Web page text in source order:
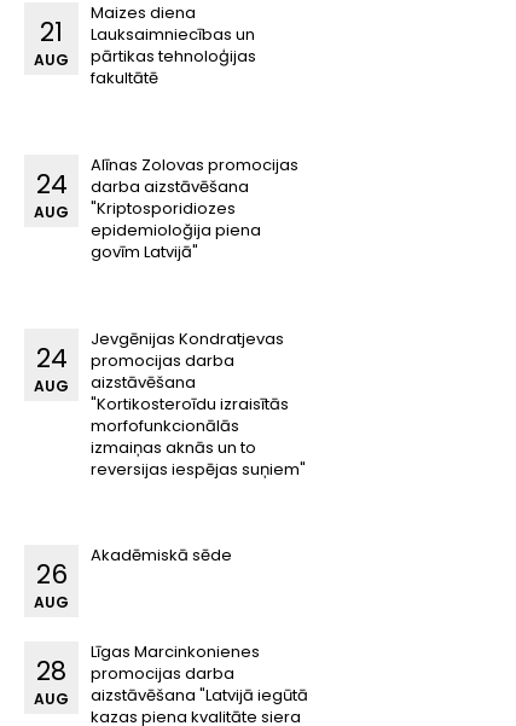
Maizes diena
Lauksaimniecības un
pārtikas tehnoloģijas
fakultātē
21
AUG
Alīnas Zolovas promocijas
darba aizstāvēšana
"Kriptosporidiozes
epidemioloğija piena
govīm Latvijā"
24
AUG
Jevgēnijas Kondratjevas
promocijas darba
aizstāvēšana
"Kortikosteroīdu izraisītās
morfofunkcionālās
izmaiņas aknās un to
reversijas iespējas suņiem"
24
AUG
Akadēmiskā sēde
26
AUG
Līgas Marcinkonienes
promocijas darba
aizstāvēšana "Latvijā iegūtā
kazas piena kvalitāte siera
28
AUG